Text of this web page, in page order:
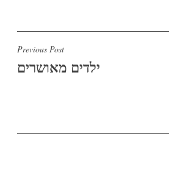
ניווט
Previous Post
ילדים מאושרים